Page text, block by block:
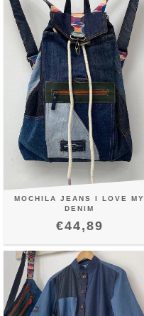
MOCHILA JEANS I LOVE MY
DENIM
€44,89